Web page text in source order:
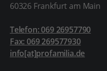
60326 Frankfurt am Main
Telefon: 069 26957790
Fax: 069 269577930
info[at]profamilia.de